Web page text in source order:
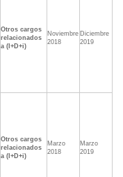
Otros cargos
relacionados
a (I+D+i)
Noviembre
2018
Diciembre
2019
Otros cargos
relacionados
a (I+D+i)
Marzo
2018
Marzo
2019